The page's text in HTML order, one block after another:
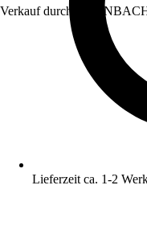
Verkauf durch:
Lieferzeit ca. 1-2